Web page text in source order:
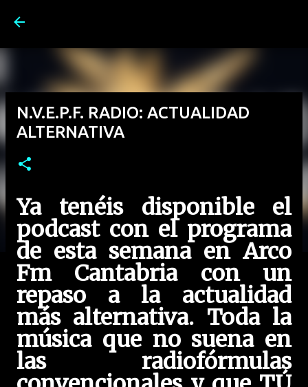
N.V.E.P.F. RADIO: ACTUALIDAD
ALTERNATIVA
Ya tenéis disponible el
podcast con el programa
de esta semana en Arco
Fm Cantabria con un
repaso a la actualidad
más alternativa. Toda la
música que no suena en
las radiofórmulas